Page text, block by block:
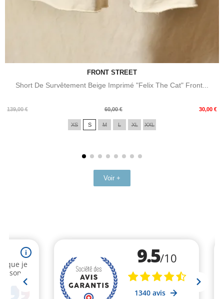
FRONT STREET
Short De Survêtement Beige Imprimé "Felix The Cat" Front...
139,00 €
Prix
60,00 € 30,00 €
Prix
XS S M L XL XXL
Voir +